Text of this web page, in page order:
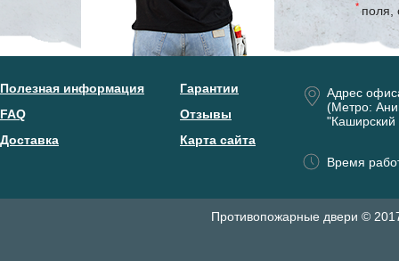
* поля,
Полезная информация
FAQ
Доставка
Гарантии
Отзывы
Карта сайта
Адрес
(Метро:
Время
Противопожарные двери ©